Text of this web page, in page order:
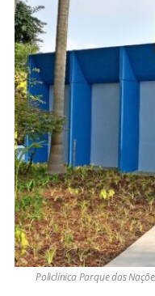
Policlínica Parque das